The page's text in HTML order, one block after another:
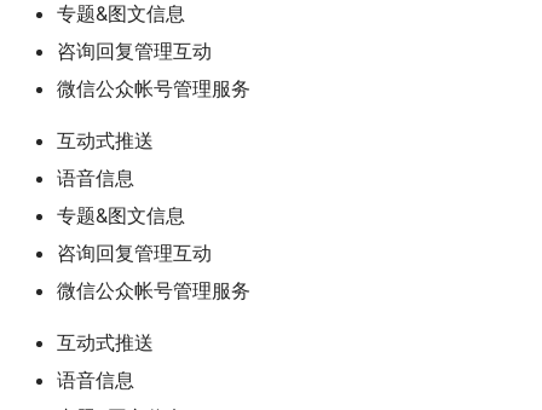
专题&图文信息
咨询回复管理互动
微信公众帐号管理服务
互动式推送
语音信息
专题&图文信息
咨询回复管理互动
微信公众帐号管理服务
互动式推送
语音信息